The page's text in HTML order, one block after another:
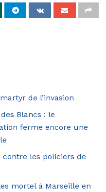
de l’invasion
Blancs : le
ferme encore une
contre les policiers de
mortel à Marseille en